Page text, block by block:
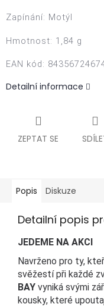
Zapínání: Motýl
Hmotnost: 1,84 g
EAN kód :
Detailní informace
ZEPTAT SE
Popis Diskuze
Detailní popis
JEDEME NA AKCI
Navrženo pro ty,
svěžestí při každé
BAY vyniká svými
kousky, které